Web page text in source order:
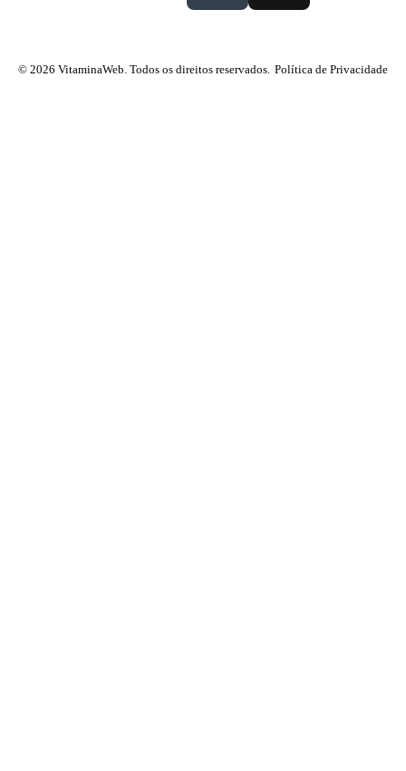
© 2026 VitaminaWeb. Todos os direitos reservados. Política de Privacidade